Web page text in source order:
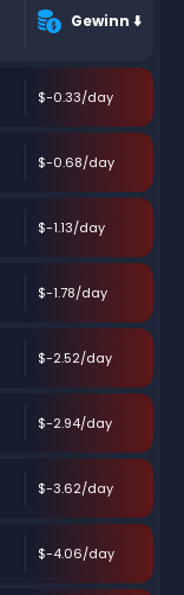
Gewinn ⬇️
$-0.33/day
$-0.68/day
$-1.13/day
$-1.78/day
$-2.52/day
$-2.94/day
$-3.62/day
$-4.06/day